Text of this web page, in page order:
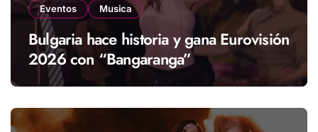
Eventos Musica
Bulgaria hace historia y gana Eurovisión
2026 con “Bangaranga”